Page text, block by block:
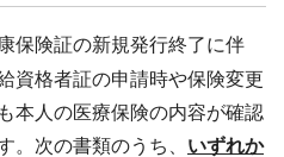
保険証の新規発行終了に伴
資格者証の申請時や保険変更
本人の医療保険の内容が確認
。次の書類のうち、 いずれか